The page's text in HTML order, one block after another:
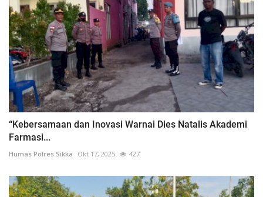
“Kebersamaan dan Inovasi Warnai Dies Natalis Akademi
Farmasi...
Humas Polres Sikka Okt 17, 2025 427